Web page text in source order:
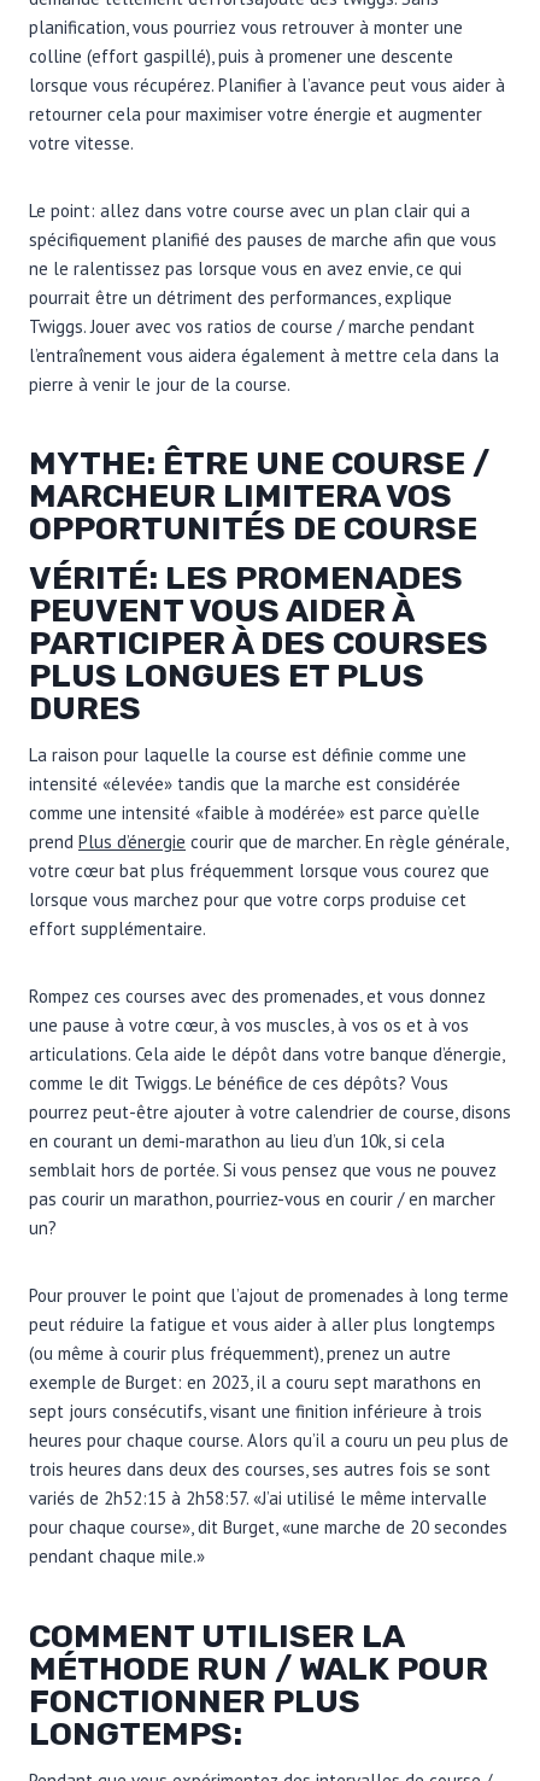
planification, vous pourriez vous retrouver à monter une
colline (effort gaspillé), puis à promener une descente
lorsque vous récupérez. Planifier à l’avance peut vous aider à
retourner cela pour maximiser votre énergie et augmenter
votre vitesse.
Le point: allez dans votre course avec un plan clair qui a
spécifiquement planifié des pauses de marche afin que vous
ne le ralentissez pas lorsque vous en avez envie, ce qui
pourrait être un détriment des performances, explique
Twiggs. Jouer avec vos ratios de course / marche pendant
l’entraînement vous aidera également à mettre cela dans la
pierre à venir le jour de la course.
MYTHE: ÊTRE UNE COURSE /
MARCHEUR LIMITERA VOS
OPPORTUNITÉS DE COURSE
VÉRITÉ: LES PROMENADES
PEUVENT VOUS AIDER À
PARTICIPER À DES COURSES
PLUS LONGUES ET PLUS
DURES
La raison pour laquelle la course est définie comme une
intensité «élevée» tandis que la marche est considérée
comme une intensité «faible à modérée» est parce qu’elle
prend Plus d’énergie courir que de marcher. En règle générale,
votre cœur bat plus fréquemment lorsque vous courez que
lorsque vous marchez pour que votre corps produise cet
effort supplémentaire.
Rompez ces courses avec des promenades, et vous donnez
une pause à votre cœur, à vos muscles, à vos os et à vos
articulations. Cela aide le dépôt dans votre banque d’énergie,
comme le dit Twiggs. Le bénéfice de ces dépôts? Vous
pourrez peut-être ajouter à votre calendrier de course, disons
en courant un demi-marathon au lieu d’un 10k, si cela
semblait hors de portée. Si vous pensez que vous ne pouvez
pas courir un marathon, pourriez-vous en courir / en marcher
un?
Pour prouver le point que l’ajout de promenades à long terme
peut réduire la fatigue et vous aider à aller plus longtemps
(ou même à courir plus fréquemment), prenez un autre
exemple de Burget: en 2023, il a couru sept marathons en
sept jours consécutifs, visant une finition inférieure à trois
heures pour chaque course. Alors qu’il a couru un peu plus de
trois heures dans deux des courses, ses autres fois se sont
variés de 2h52:15 à 2h58:57. «J’ai utilisé le même intervalle
pour chaque course», dit Burget, «une marche de 20 secondes
pendant chaque mile.»
COMMENT UTILISER LA
MÉTHODE RUN / WALK POUR
FONCTIONNER PLUS
LONGTEMPS: